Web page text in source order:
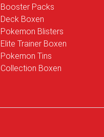
Booster Packs
Deck Boxen
Pokemon Blisters
Elite Trainer Boxen
Pokemon Tins
Collection Boxen